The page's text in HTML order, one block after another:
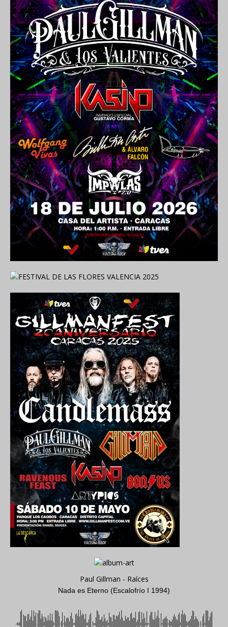
Paul Gillman - Raíces
Nada es Eterno (Escalofrío I 1994)